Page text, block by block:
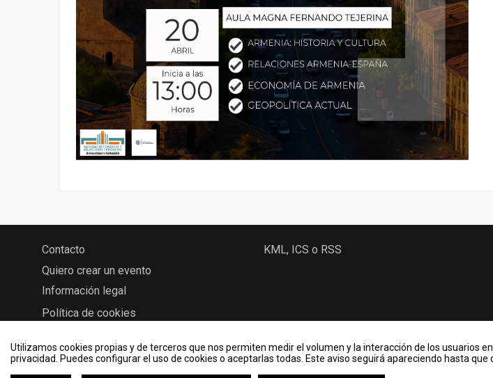
Utilizamos cookies propias y de terceros que nos permiten medir el volumen y la interacción de los usuarios
privacidad. Puedes configurar el uso de cookies o aceptarlas todas. Este aviso seguirá apareciendo hasta
Contacto
Quiero crear un evento
Información legal
Política de cookies
KML, ICS o RSS
2026 © Eventos - Universidad de Valladolid